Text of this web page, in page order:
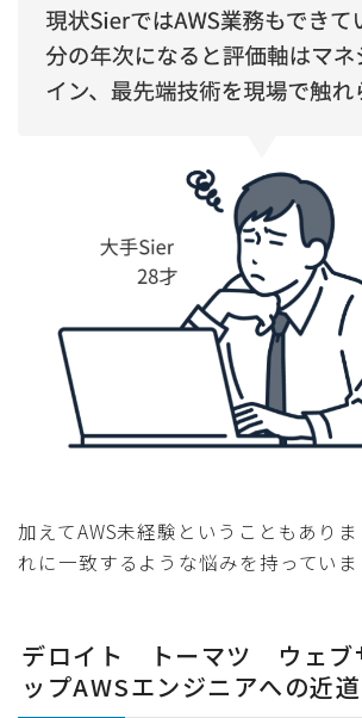
加えてAWS未経験ということもあり
れに一致するような悩みを持っていま
デロイト トーマツ ウェブ
ップAWSエンジニアへの近